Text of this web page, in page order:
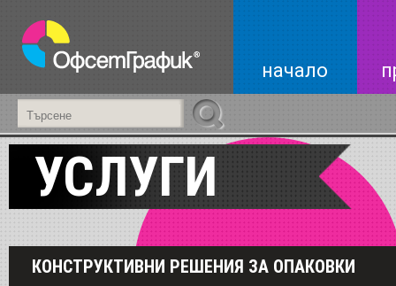
начало
УСЛУГИ
КОНСТРУКТИВНИ РЕШЕНИЯ ЗА ОПАКОВКИ